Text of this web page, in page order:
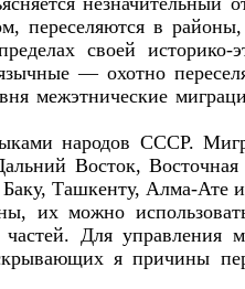
в
своей историко-
— охотно
межэтнические
народов СССР.
Восток,
Ташкенту, Алма-Ате
их можно
Для управления
я причины